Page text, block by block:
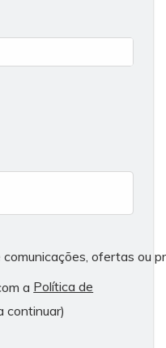
ofertas ou
a Política de
continuar)